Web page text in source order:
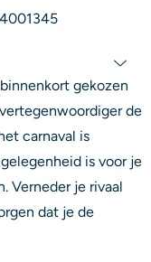
gekozen
de
carnaval is
is voor je
Verneder je rivaal
dat je de